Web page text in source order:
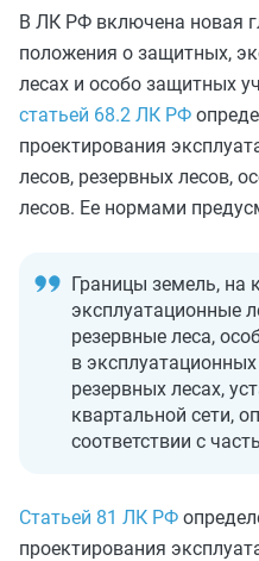
В ЛК РФ включена новая
положения о защитных,
лесах и особо защитных
статьей 68.2 ЛК РФ
проектирования
лесов, резервных лесов,
лесов. Ее нормами
Границы земель, на
эксплуатационные
резервные леса,
в
резервных лесах,
квартальной сети,
соответствии с
Статьей 81 ЛК РФ
проектирования